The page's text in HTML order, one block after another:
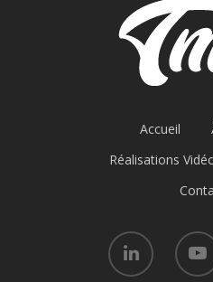
Accueil
Réalisations